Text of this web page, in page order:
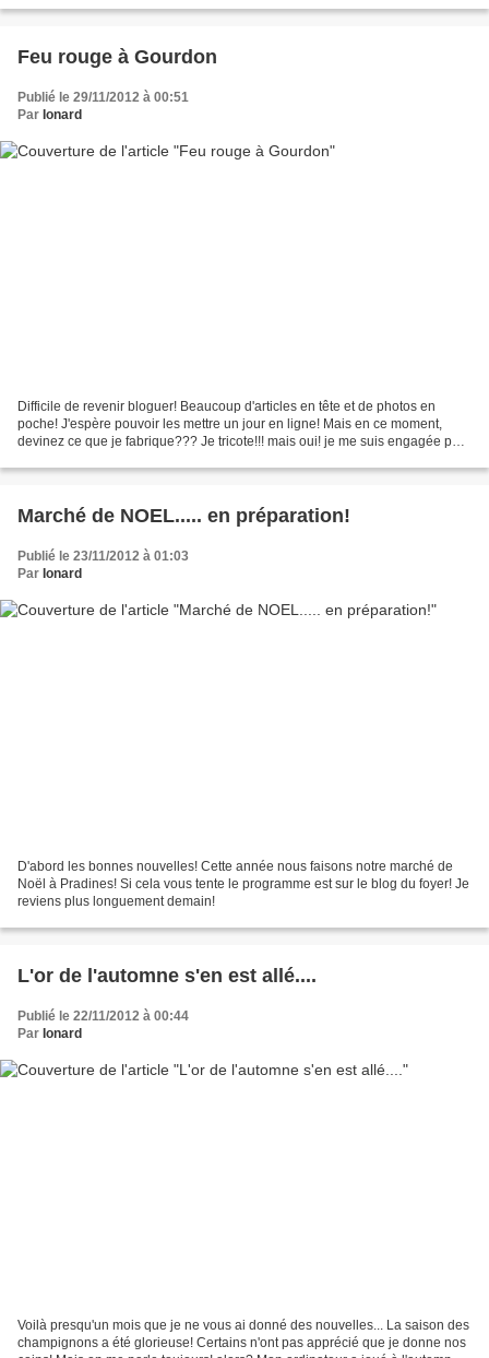
Feu rouge à Gourdon
Publié le 29/11/2012 à 00:51
Par Ionard
Difficile de revenir bloguer! Beaucoup d'articles en tête et de photos en
poche! J'espère pouvoir les mettre un jour en ligne! Mais en ce moment,
devinez ce que je fabrique??? Je tricote!!! mais oui! je me suis engagée pour
Marché de NOEL..... en préparation!
Publié le 23/11/2012 à 01:03
Par Ionard
D'abord les bonnes nouvelles! Cette année nous faisons notre marché de
Noël à Pradines! Si cela vous tente le programme est sur le blog du foyer! Je
reviens plus longuement demain!
L'or de l'automne s'en est allé....
Publié le 22/11/2012 à 00:44
Par Ionard
Voilà presqu'un mois que je ne vous ai donné des nouvelles... La saison des
champignons a été glorieuse! Certains n'ont pas apprécié que je donne nos